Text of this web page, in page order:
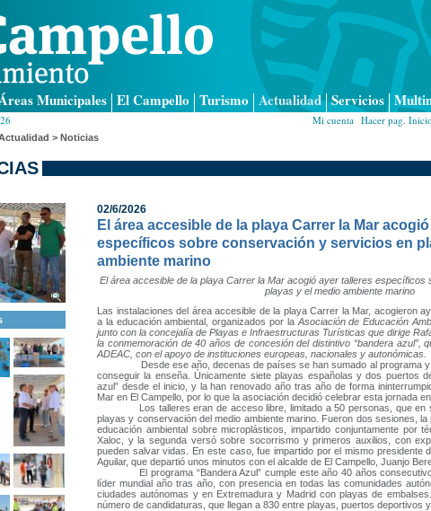
Municipales El Campello Turismo Actualidad Servicios
Mi cuenta Hacer pag.
> Noticias
02/6/2026
El área accesible de la playa Carrer la Mar
específicos sobre conservación y servicios en
ambiente marino
El área accesible de la playa Carrer la Mar acogió ayer talleres
playas y el medio ambiente marino
Las instalaciones del área accesible de la playa Carrer la Mar, acogieron
a la educación ambiental, organizados por la Asociación de Educación
junto con la concejalía de Playas e Infraestructuras Turísticas que dirige
la conmemoración de 40 años de concesión del distintivo “bandera azul”,
ADEAC, con el apoyo de instituciones europeas, nacionales y autonómicas.
Desde ese año, decenas de países se han sumado al programa y
conseguir la enseña. Únicamente siete playas españolas y dos puertos
azul” desde el inicio, y la han renovado año tras año de forma
Mar en El Campello, por lo que la asociación decidió celebrar esta jornada en
Los talleres eran de acceso libre, limitado a 50 personas, que
playas y conservación del medio ambiente marino. Fueron dos sesiones,
educación ambiental sobre microplásticos, impartido conjuntamente por
Xaloc, y la segunda versó sobre socorrismo y primeros auxilios, con
pueden salvar vidas. En este caso, fue impartido por el mismo presidente
Aguilar, que departió unos minutos con el alcalde de El Campello, Juanjo
El programa “Bandera Azul” cumple este año 40 años
líder mundial año tras año, con presencia en todas las comunidades
ciudades autónomas y en Extremadura y Madrid con playas de
número de candidaturas, que llegan a 830 entre playas, puertos deportivos